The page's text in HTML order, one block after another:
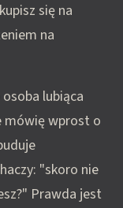
się na
na
lubiąca
mówię wprost o
"skoro nie
Prawda jest